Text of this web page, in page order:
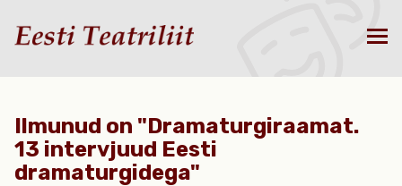
Ilmunud on "Dramaturgiraamat.
13 intervjuud Eesti
dramaturgidega"